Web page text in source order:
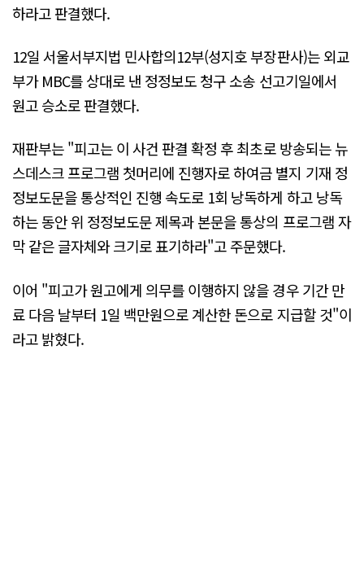
하라고 판결했다.
12일 서울서부지법 민사합의12부(성지호 부장판사)는 외교
부가 MBC를 상대로 낸 정정보도 청구 소송 선고기일에서
원고 승소로 판결했다.
재판부는 "피고는 이 사건 판결 확정 후 최초로 방송되는 뉴
스데스크 프로그램 첫머리에 진행자로 하여금 별지 기재 정
정보도문을 통상적인 진행 속도로 1회 낭독하게 하고 낭독
하는 동안 위 정정보도문 제목과 본문을 통상의 프로그램 자
막 같은 글자체와 크기로 표기하라"고 주문했다.
이어 "피고가 원고에게 의무를 이행하지 않을 경우 기간 만
료 다음 날부터 1일 백만원으로 계산한 돈으로 지급할 것"이
라고 밝혔다.